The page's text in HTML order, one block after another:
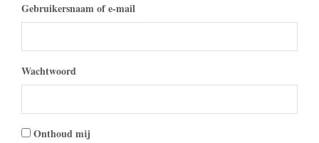
Username or Email
Wachtwoord
Onthoud mij